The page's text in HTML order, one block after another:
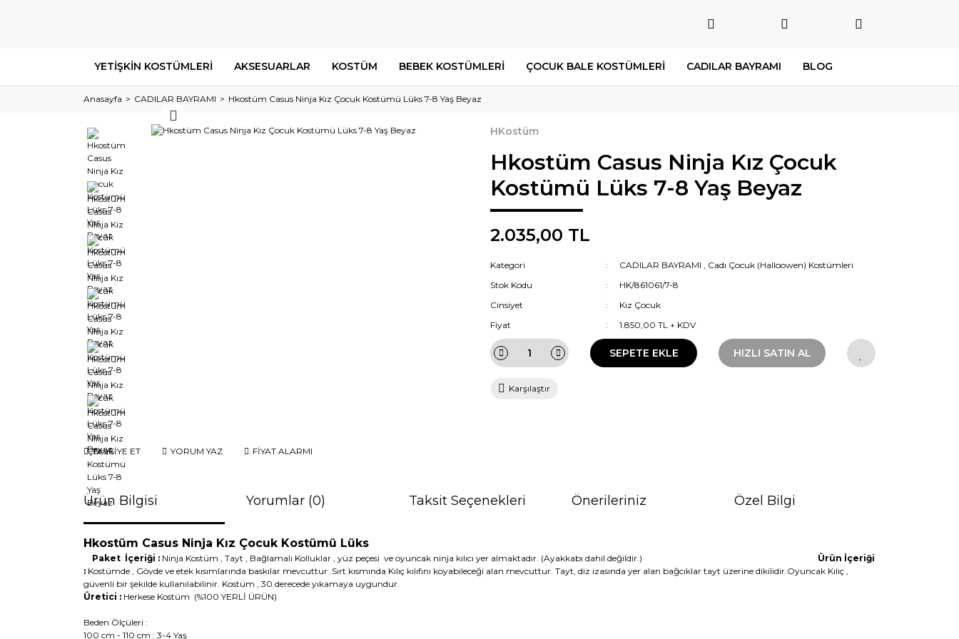
YETİŞKİN KOSTÜMLERİ AKSESUARLAR KOSTÜM BEBEK KOSTÜMLERİ ÇOCUK BALE KOSTÜMLERİ CADILAR BAYRAMI BLOG
Anasayfa CADILAR BAYRAMI Hkostüm Casus Ninja Kız Çocuk Kostümü Lüks 7-8 Yaş Beyaz
TAVSİYE ET YORUM YAZ FİYAT ALARMI
HKostüm
Hkostüm Casus Ninja Kız Çocuk
Kostümü Lüks 7-8 Yaş Beyaz
2.035,00 TL
Kategori CADILAR BAYRAMI , Cadı Çocuk (Halloowen) Kostümleri
Stok Kodu
HK/861061/7-8
Cinsiyet
Kız Çocuk
Fiyat
1.850,00 TL + KDV
SEPETE EKLE HIZLI SATIN AL
Karşılaştır
Ürün Bilgisi Yorumlar (0) Taksit Seçenekleri Önerileriniz Özel Bilgi
Hkostüm Casus Ninja Kız Çocuk Kostümü Lüks
Paket İçeriği : Ninja Kostüm , Tayt , Bağlamalı Kolluklar , yüz peçesi ve oyuncak ninja kılıcı yer almaktadır. (Ayakkabı dahil değildir.) Ürün İçeriği
: Kostümde , Gövde ve etek kısımlarında baskılar mevcuttur .Sırt kısmında Kılıç kılıfını koyabileceği alan mevcuttur. Tayt, diz izasında yer alan bağcıklar tayt üzerine dikilidir.Oyuncak Kılıç ,
güvenli bir şekilde kullanılabilinir. Kostüm , 30 derecede yıkamaya uygundur.
Üretici : Herkese Kostüm (%100 YERLİ ÜRÜN)
Beden Ölçüleri :
100 cm - 110 cm : 3-4 Yaş